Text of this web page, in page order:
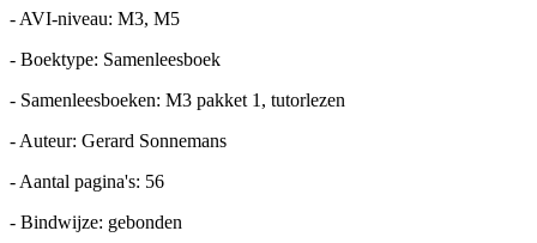
- AVI-niveau: M3, M5
- Boektype: Samenleesboek
- Samenleesboeken: M3 pakket 1, tutorlezen
- Auteur: Gerard Sonnemans
- Aantal pagina's: 56
- Bindwijze: gebonden